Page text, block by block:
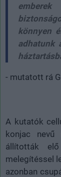
könnyen
adhatunk
- mutatott rá
A kutatók
konjac nevű
állították
melegítéssel
azonban